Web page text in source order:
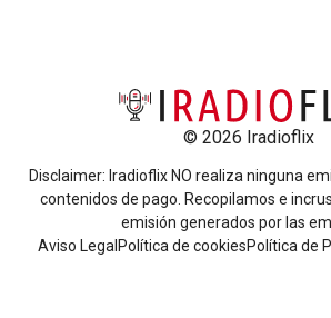
© 2026 Iradioflix
Disclaimer: Iradioflix NO realiza ninguna
contenidos de pago. Recopilamos e
emisión generados por las
Aviso LegalPolítica de cookiesPolítica de